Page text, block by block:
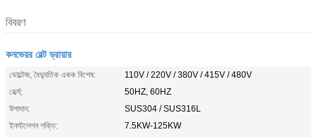
বিবরণ
কনভেয়র বেল্ট ড্রায়ার
ভোল্টেজ, বৈদ্যুতিক একক বিশেষ:
110V / 220V / 380V / 415V / 480V
হের্ত্স্:
50HZ, 60HZ
উপাদান:
SUS304 / SUS316L
ইনস্টলেশন শক্তি:
7.5KW-125KW